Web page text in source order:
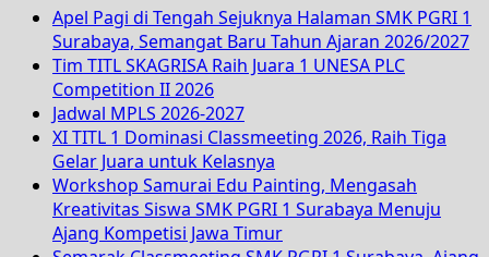
Apel Pagi di Tengah Sejuknya Halaman SMK PGRI 1
Surabaya, Semangat Baru Tahun Ajaran 2026/2027
Tim TITL SKAGRISA Raih Juara 1 UNESA PLC
Competition II 2026
Jadwal MPLS 2026-2027
XI TITL 1 Dominasi Classmeeting 2026, Raih Tiga
Gelar Juara untuk Kelasnya
Workshop Samurai Edu Painting, Mengasah
Kreativitas Siswa SMK PGRI 1 Surabaya Menuju
Ajang Kompetisi Jawa Timur